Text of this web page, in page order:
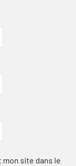
site dans le